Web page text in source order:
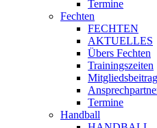
Termine
Fechten
FECHTEN
AKTUELLES
Übers Fechten
Trainingszeiten
Mitgliedsbeitrag
Termine
Handball